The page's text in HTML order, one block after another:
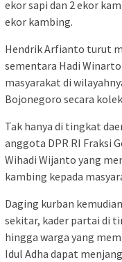
ekor sapi dan 2 ekor
ekor kambing.
Hendrik Arfianto turut
sementara Hadi
masyarakat di
Bojonegoro secara
Tak hanya di tingkat
anggota DPR RI Fraksi
Wihadi Wijanto yang
kambing kepada
Daging kurban
sekitar, kader partai di
hingga warga yang
Idul Adha dapat